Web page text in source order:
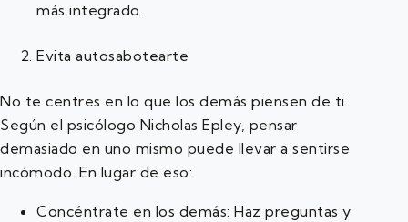
más integrado.
Evita autosabotearte
No te centres en lo que los demás piensen de ti.
Según el psicólogo Nicholas Epley, pensar
demasiado en uno mismo puede llevar a sentirse
incómodo. En lugar de eso:
Concéntrate en los demás: Haz preguntas y